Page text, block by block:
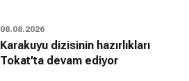
08.08.2026
Karakuyu dizisinin hazırlıkları
Tokat’ta devam ediyor